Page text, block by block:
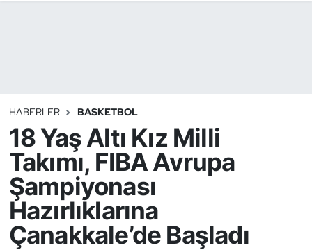
HABERLER BASKETBOL
18 Yaş Altı Kız Milli
Takımı, FIBA Avrupa
Şampiyonası
Hazırlıklarına
Çanakkale’de Başladı
Binicilik
Bisiklet
Bocce Bowling Dart
Boks